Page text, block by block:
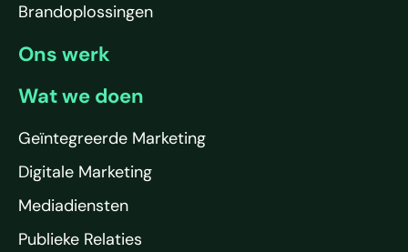
Brandoplossingen
Ons werk
Wat we doen
Geïntegreerde Marketing
Digitale Marketing
Mediadiensten
Publieke Relaties